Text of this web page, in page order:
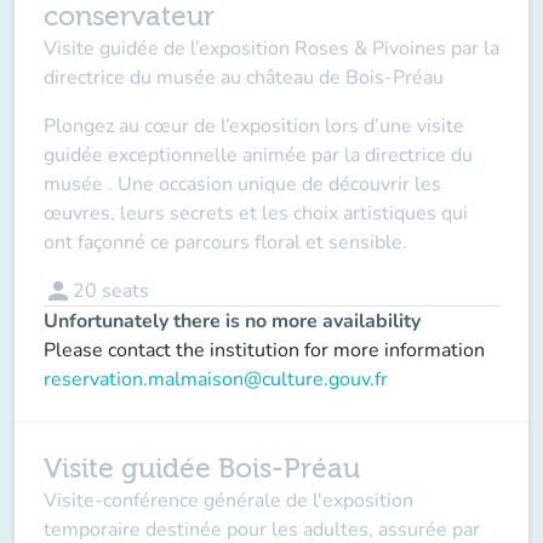
conservateur
Visite guidée de l’exposition Roses & Pivoines par la
directrice du musée au château de Bois-Préau
Plongez au cœur de l’exposition lors d’une visite
guidée exceptionnelle animée par la directrice du
musée . Une occasion unique de découvrir les
œuvres, leurs secrets et les choix artistiques qui
ont façonné ce parcours floral et sensible.
person 20 seats
Unfortunately there is no more availability
Please contact the institution for more information
reservation.malmaison@culture.gouv.fr
Visite guidée Bois-Préau
Visite-conférence générale de l'exposition
temporaire destinée pour les adultes, assurée par